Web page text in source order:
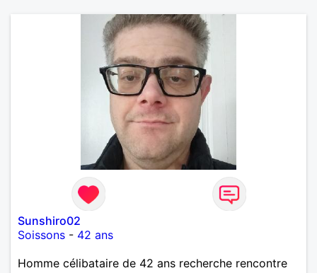
Sunshiro02
Soissons - 42 ans
Homme célibataire de 42 ans recherche rencontre